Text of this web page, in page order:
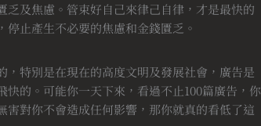
乏及焦慮。管束好自己來律己自律，才是最快的
停止產生不必要的焦慮和金錢匱乏。
，特別是在現在的高度文明及發展社會，廣告是
的。可能你一天下來，看過不止100篇廣告，你
害對你不會造成任何影響，那你就真的看低了這